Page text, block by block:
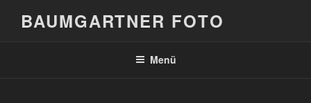
BAUMGARTNER FOTO
Menü